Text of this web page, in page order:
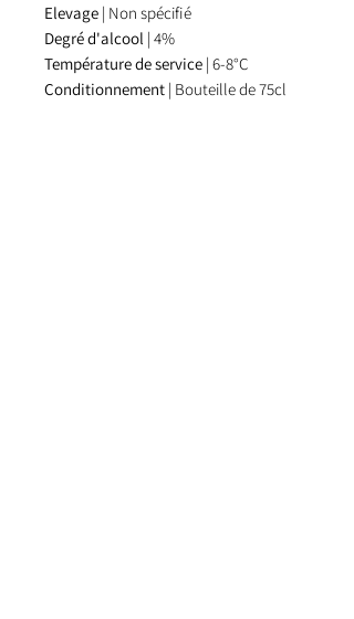
Elevage | Non spécifié
Degré d'alcool | 4%
Température de service | 6-8°C
Conditionnement | Bouteille de 75cl